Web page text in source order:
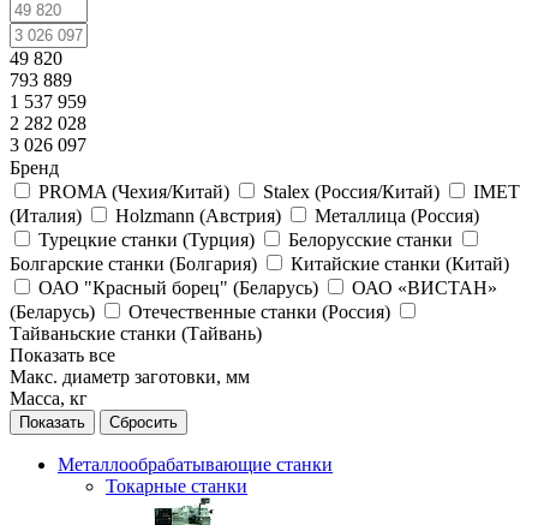
49 820
793 889
1 537 959
2 282 028
3 026 097
Бренд
PROMA (Чехия/Китай)
Stalex (Россия/Китай)
IMET
(Италия)
Holzmann (Австрия)
Металлица (Россия)
Турецкие станки (Турция)
Белорусские станки
Болгарские станки (Болгария)
Китайские станки (Китай)
ОАО "Красный борец" (Беларусь)
ОАО «ВИСТАН»
(Беларусь)
Отечественные станки (Россия)
Тайваньские станки (Тайвань)
Показать все
Макс. диаметр заготовки, мм
Масса, кг
Сбросить
Металлообрабатывающие станки
Токарные станки